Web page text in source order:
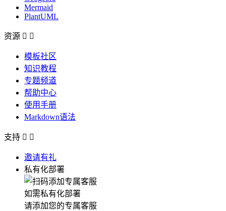
Mermaid
PlantUML
资源  
模板社区
知识教程
专题频道
帮助中心
使用手册
Markdown语法
支持  
邀请有礼
私有化部署
如需私有化部署
请添加您的专属客服